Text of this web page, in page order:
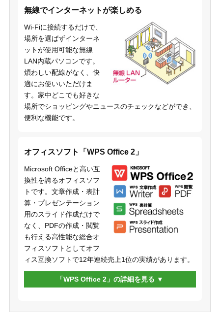
無線でインターネットが楽しめる
Wi-Fiに接続するだけで、
場所を選ばずインターネ
ットが使用可能な無線
LAN内蔵パソコンです。
煩わしい配線がなく、快
適にお使いいただけま
す。家中どこでも好きな
場所でショッピングやニュースのチェックなどができ、
便利な機能です。
オフィスソフト「WPS Office 2」
Microsoft Officeと高い互
換性を誇るオフィスソフ
トです。文章作成・表計
算・プレゼンテーション
用のスライド作成だけで
なく、PDFの作成・閲覧
も行える高性能な総合オ
フィスソフトとしてオフ
ィス互換ソフトで12年連続売上1位の実績があります。
「WPS Office 2」の詳細を見る